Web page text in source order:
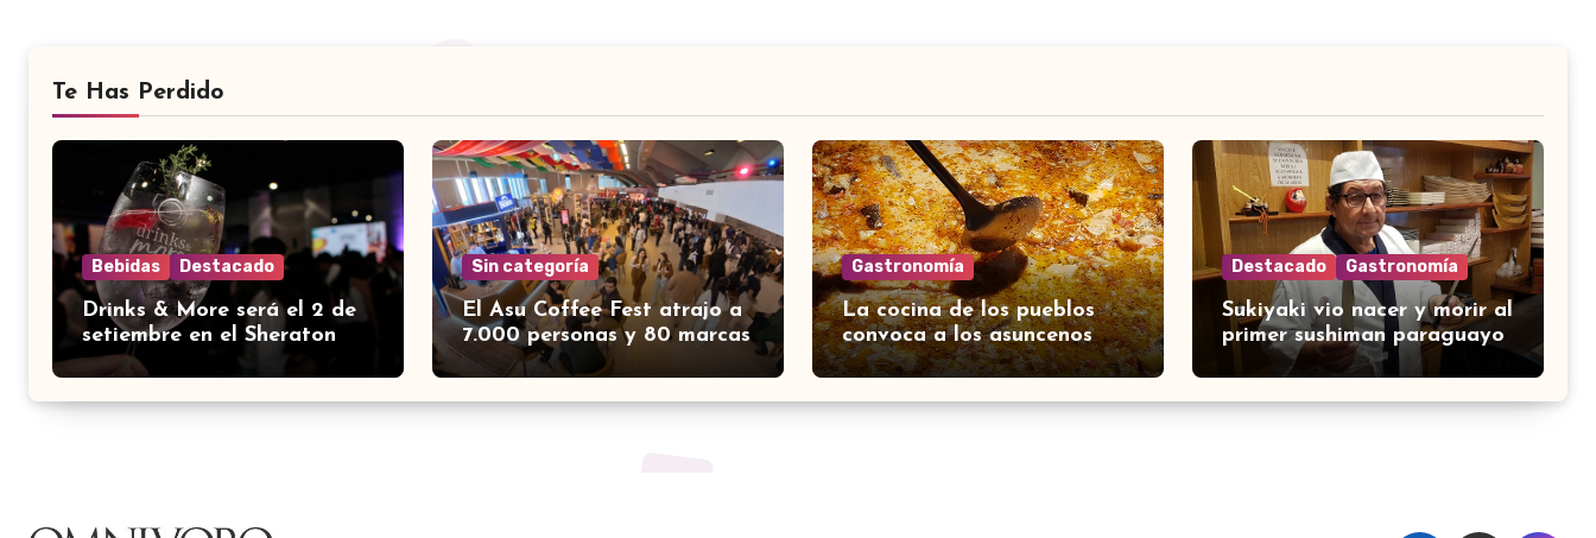
Te Has Perdido
Bebidas Destacado
Drinks & More será el 2 de
setiembre en el Sheraton
Sin categoría
El Asu Coffee Fest atrajo a
7.000 personas y 80 marcas
Gastronomía
La cocina de los pueblos
convoca a los asuncenos
Destacado Gastronomía
Sukiyaki vio nacer y morir al
primer sushiman paraguayo